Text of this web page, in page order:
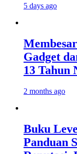
5 days ago
Gadget
13 Tahun
2 months ago
Buku
Panduan